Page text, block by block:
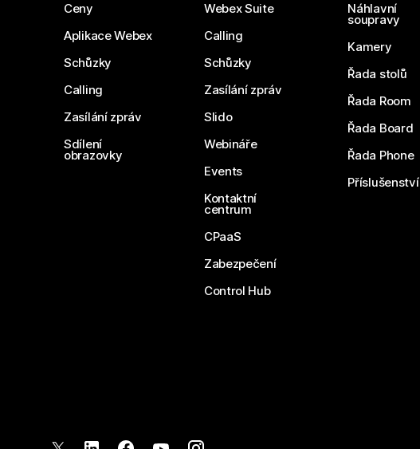
Ceny
Aplikace Webex
Schůzky
Calling
Zasílání zpráv
Sdílení
obrazovky
Webex Suite
Calling
Schůzky
Zasílání zpráv
Slido
Webináře
Events
Kontaktní
centrum
CPaaS
Zabezpečení
Control Hub
Náhlavní
soupravy
Kamery
Řada stolů
Řada Room
Řada Board
Řada Phone
Příslušenství